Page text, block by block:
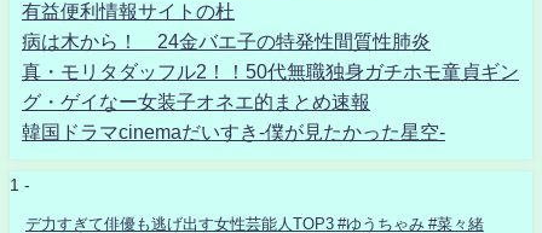
有益便利情報サイトの杜
病は木から！ 24金バエ子の特発性間質性肺炎
真・モリタダッフル2！！50代無職独身ガチホモ童貞ギン
グ・ゲイなー女装子オネエ的まとめ速報
韓国ドラマcinemaだいすき-僕が見たかった星空-
1 -
デ力すぎて俳優も逃げ出す女性芸能人TOP3 #ゆうちゃみ #菜々緒